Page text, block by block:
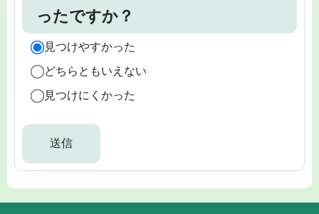
ったですか？
見つけやすかった
どちらともいえない
見つけにくかった